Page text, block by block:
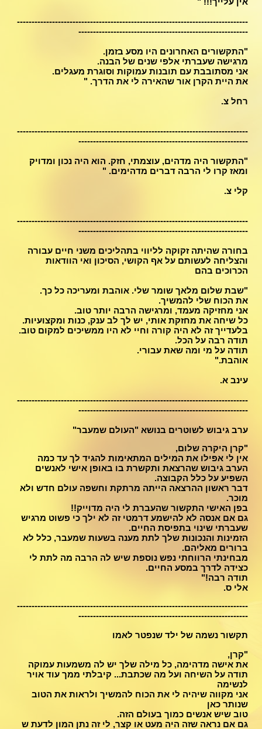
-------------------------------------------------------------------------------
----------------------------------------------------------
"התקשורים האחרונים היו מסע בזמן.
מרגישה שעברתי אלפי שנים של הבנה.
אני מסתובבת עם תובנות עמוקות וסוגרת מעגלים.
את היית הקרן אור שהאירה לי את הדרך. "
רחל צ.
-------------------------------------------------------------------------------
----------------------------------------------------------
"התקשור היה מדהים, עוצמתי, חזק. הוא היה נכון ומדויק
ומאז קרו לי הרבה דברים מדהימים. "
קלי צ.
-------------------------------------------------------------------------------
----------------------------------------------------------
בחורה שהיתה זקוקה לליווי בתהליכים משני חיים עבורה
והצליחה לעשותם על אף הקושי, הסיכון ואי הוודאות
הכרוכים בהם
"שבת שלום מלאך שומר שלי. אוהבת ומעריכה כל כך.
את הכוח שלי להמשיך.
אני מחזיקה מעמד, ומרגישה הרבה יותר טוב.
כל שיחה את מחזקת אותי, יש לך לב ענק, כנות ומקצועיות.
בלעדייך זה לא היה קורה וחיי לא היו ממשיכים למקום טוב.
תודה רבה על הכל.
תודה על מי ומה שאת עבורי.
אוהבת."
עינב א.
-------------------------------------------------------------------------------
----------------------------------------------------------
ערב גיבוש לשוטרים בנושא "העולם שמעבר"
"קרן היקרה שלום,
אין לי אפילו את המילים המתאימות להגיד לך עד כמה
הערב גיבוש שהרצאת ותקשרת בו באופן אישי לאנשים
השפיע על כלל הקבוצה.
דבר ראשון ההרצאה הייתה מרתקת וחשפה עולם חדש ולא
מוכר.
בפן האישי התקשור שהעברת לי היה מדוייק!!
גם אם אנסה לא להישמע דרמטי זה לא ילך כי פשוט מרגיש
שעברתי שינוי בתפיסת החיים.
הזמינות והנכונות שלך לתת מענה בשעות שמעבר, כלל לא
ברורים מאליהם.
מבחינתי הרווחתי נפש נוספת שיש לה הרבה מה לתת לי
כצידה לדרך במסע החיים.
תודה רבה!"
אלי ס.
-------------------------------------------------------------------------------
----------------------------------------------------------
תקשור נשמה של ילד שנפטר לאמו
"קרן,
את אישה מדהימה, כל מילה שלך יש לה משמעות עמוקה
תודה על השיחה ועל מה שכתבת... קיבלתי ממך עוד אויר
לנשימה
אני מקווה שיהיה לי את הכוח להמשיך ולראות את הטוב
שנותר כאן
טוב שיש אנשים כמוך בעולם הזה.
גם אם נראה שזה היה מעט או קצר, לי זה נתן המון לדעת ש